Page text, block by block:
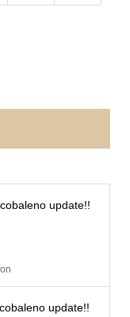
update!!
update!!